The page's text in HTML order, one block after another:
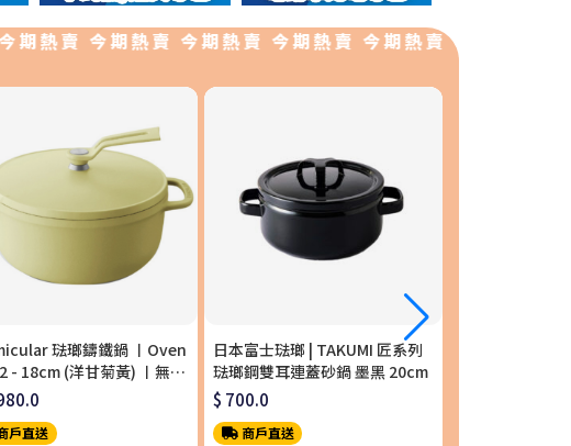
今期熱賣 今期熱賣 今期熱賣 今期熱賣 今期熱賣 今
琺瑯鑄鐵鍋 〡Oven
- 18cm (洋甘菊黃) 〡無水
〡OP2R18S-YL
戶直送
日本富士琺瑯 | TAKUMI 匠系列
琺瑯鋼雙耳連蓋砂鍋 墨黑 20cm
$ 700.0
商戶直送